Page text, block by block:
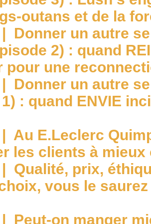
outans et de la
| Donner un autre
2) : quand
pour une
| Donner un autre
: quand ENVIE
| Au E.Leclerc
les clients à
| Qualité, prix,
vous le
| Peut-on manger